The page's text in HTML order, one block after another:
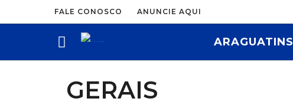
FALE CONOSCO ANUNCIE AQUI
ARAGUATINS
GERAIS